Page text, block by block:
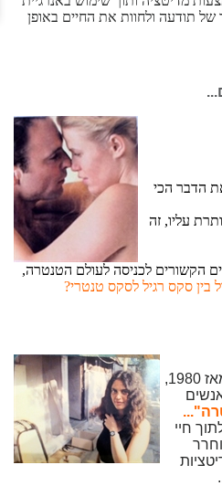
תודעה ולחוות את החיים באופן
הדבר הכי
עליו, זה
הקשורים לכניסה לעולם הטנטרה,
בין סקס רגיל לסקס טנטרי?
כתלמידתו של המסטר אושו מאז 1980,
חיי